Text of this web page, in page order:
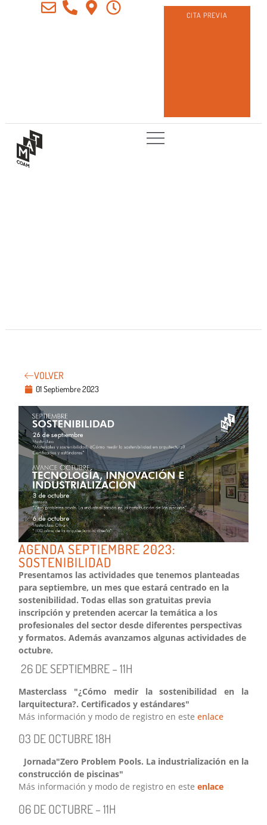
CITA PREVIA
VOLVER
01 Septiembre 2023
AGENDA SEPTIEMBRE 2023:
SOSTENIBILIDAD
Presentamos las actividades que tenemos planteadas
para septiembre, un mes que estará centrado en la
sostenibilidad. Todas ellas son gratuitas previa
inscripción y pretenden acercar la temática a los
profesionales del sector desde diferentes perspectivas
y formatos. Además avanzamos algunas actividades de
octubre.
26 DE SEPTIEMBRE – 11H
Masterclass "¿Cómo medir la sostenibilidad en la
larquitectura?. Certificados y estándares"
Más información y modo de registro en esteenlace
03 DE OCTUBRE 18H
Jornada"Zero Problem Pools. La industrialización en la
construcción de piscinas"
Más información y modo de registro en esteenlace
06 DE OCTUBRE – 11H